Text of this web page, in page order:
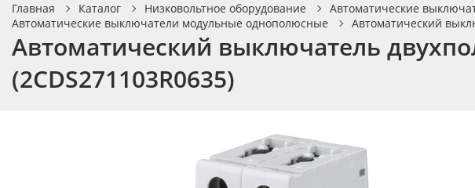
Главная Каталог Низковольтное оборудование Автоматические
Автоматические выключатели модульные однополюсные
Автоматический
Автоматический выключатель
(2CDS271103R0635)